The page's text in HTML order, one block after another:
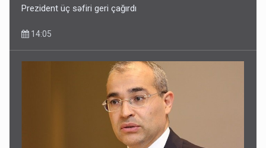
Prezident üç səfiri geri çağırdı
14:05